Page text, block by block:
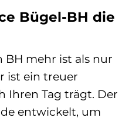
Bügel-BH die
BH mehr ist als nur
ist ein treuer
Ihren Tag trägt. Der
entwickelt, um